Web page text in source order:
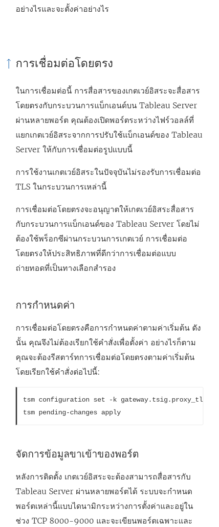
อย่างไรและจะตั้งค่าอย่างไร
การเชื่อมต่อโดยตรง
ในการเชื่อมต่อนี้ การสื่อสารของเกตเวย์อิสระจะสื่อสาร
โดยตรงกับกระบวนการแบ็กเอนด์บน Tableau Server
ผ่านหลายพอร์ต คุณต้องเปิดพอร์ตระหว่างไฟร์วอลล์ที่
แยกเกตเวย์อิสระจากการปรับใช้แบ็กเอนด์ของ Tableau
Server ให้กับการเชื่อมต่อรูปแบบนี้
การใช้งานเกตเวย์อิสระในปัจจุบันไม่รองรับการเชื่อมต่อ
TLS ในกระบวนการเหล่านี้
การเชื่อมต่อโดยตรงจะอนุญาตให้เกตเวย์อิสระสื่อสาร
กับกระบวนการแบ็กเอนด์ของ Tableau Server โดยไม่
ต้องใช้พร็อกซีผ่านกระบวนการเกตเวย์ การเชื่อมต่อ
โดยตรงให้ประสิทธิภาพที่ดีกว่าการเชื่อมต่อแบบ
ถ่ายทอดที่เป็นทางเลือกสำรอง
การกำหนดค่า
การเชื่อมต่อโดยตรงคือการกำหนดค่าตามค่าเริ่มต้น ดัง
นั้น คุณจึงไม่ต้องเรียกใช้คำสั่งเพื่อตั้งค่า อย่างไรก็ตาม
คุณจะต้องรีสตาร์ทการเชื่อมต่อโดยตรงตามค่าเริ่มต้น
โดยเรียกใช้คำสั่งต่อไปนี้:
tsm configuration set -k
tsm pending-changes apply
จัดการข้อมูลขาเข้าของพอร์ต
หลังการติดตั้ง เกตเวย์อิสระจะต้องสามารถสื่อสารกับ
Tableau Server ผ่านหลายพอร์ตได้ ระบบจะกำหนด
พอร์ตเหล่านี้แบบไดนามิกระหว่างการตั้งค่าและอยู่ใน
ช่วง TCP 8000-9000 และจะเขียนพอร์ตเฉพาะและ